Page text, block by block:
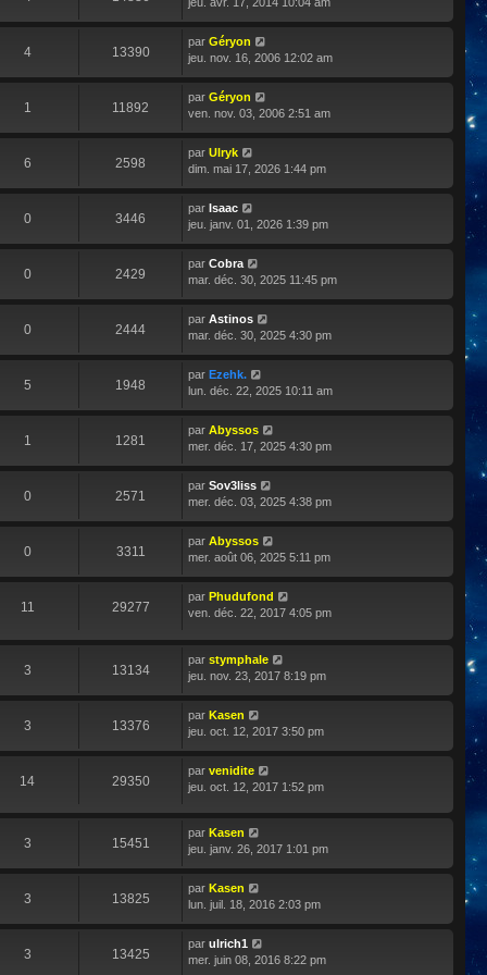
jeu. avr. 17, 2014 10:04 am
4 13390
par Géryon
jeu. nov. 16, 2006 12:02 am
1 11892
par Géryon
ven. nov. 03, 2006 2:51 am
6 2598
par Ulryk
dim. mai 17, 2026 1:44 pm
0 3446
par Isaac
jeu. janv. 01, 2026 1:39 pm
0 2429
par Cobra
mar. déc. 30, 2025 11:45 pm
0 2444
par Astinos
mar. déc. 30, 2025 4:30 pm
5 1948
par Ezehk.
lun. déc. 22, 2025 10:11 am
1 1281
par Abyssos
mer. déc. 17, 2025 4:30 pm
0 2571
par Sov3liss
mer. déc. 03, 2025 4:38 pm
0 3311
par Abyssos
mer. août 06, 2025 5:11 pm
11 29277
par Phudufond
ven. déc. 22, 2017 4:05 pm
3 13134
par stymphale
jeu. nov. 23, 2017 8:19 pm
3 13376
par Kasen
jeu. oct. 12, 2017 3:50 pm
14 29350
par venidite
jeu. oct. 12, 2017 1:52 pm
3 15451
par Kasen
jeu. janv. 26, 2017 1:01 pm
3 13825
par Kasen
lun. juil. 18, 2016 2:03 pm
3 13425
par ulrich1
mer. juin 08, 2016 8:22 pm